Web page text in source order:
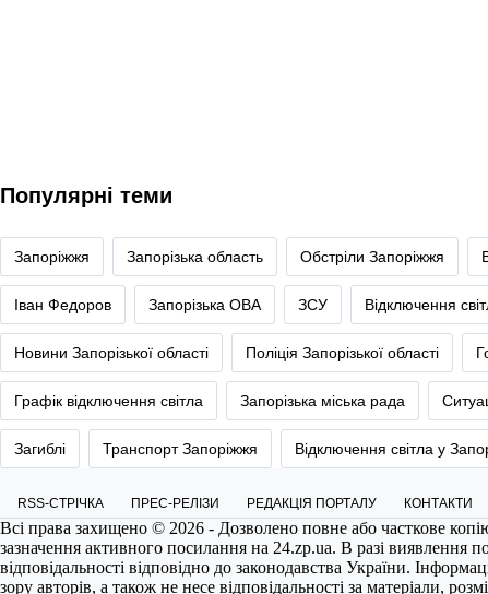
Популярні теми
Запоріжжя Запорізька область Обстріли Запоріжжя
Іван Федоров Запорізька ОВА ЗСУ Відключення
Новини Запорізької області Поліція Запорізької області
Графік відключення світла Запорізька міська рада
Загиблі Транспорт Запоріжжя Відключення світла у
RSS-СТРІЧКА ПРЕС-РЕЛІЗИ РЕДАКЦІЯ ПОРТАЛУ КОНТАКТИ
Всі права захищено © 2026 - Дозволено повне або часткове
зазначення активного посилання на 24.zp.ua. В разі виявлення
відповідальності відповідно до законодавства України.
зору авторів, а також не несе відповідальності за матеріали,